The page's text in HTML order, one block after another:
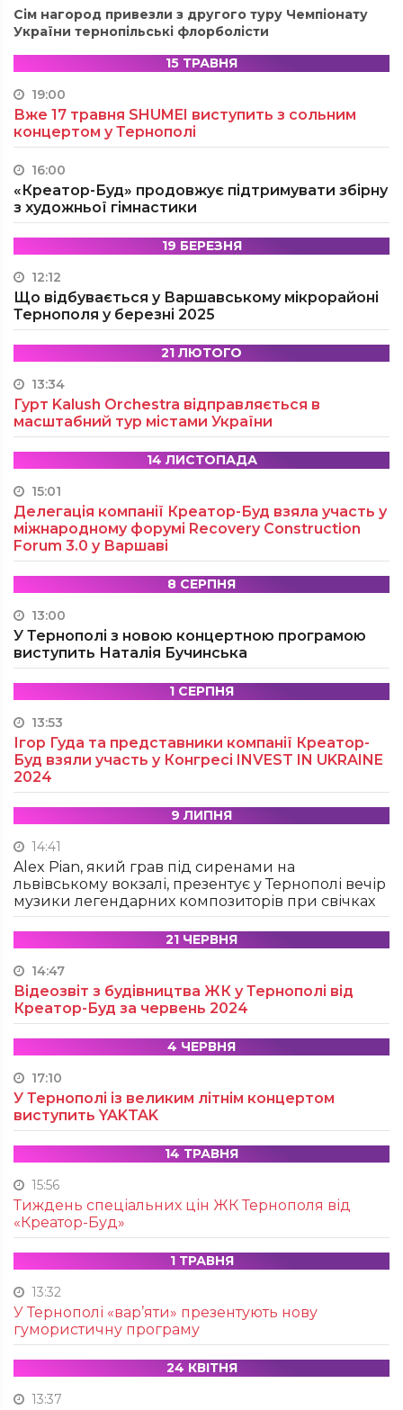
Сім нагород привезли з другого туру Чемпіонату
України тернопільські флорболісти
15 ТРАВНЯ
19:00
Вже 17 травня SHUMEI виступить з сольним
концертом у Тернополі
16:00
«Креатор-Буд» продовжує підтримувати збірну
з художньої гімнастики
19 БЕРЕЗНЯ
12:12
Що відбувається у Варшавському мікрорайоні
Тернополя у березні 2025
21 ЛЮТОГО
13:34
Гурт Kalush Orchestra відправляється в
масштабний тур містами України
14 ЛИСТОПАДА
15:01
Делегація компанії Креатор-Буд взяла участь у
міжнародному форумі Recovery Construction
Forum 3.0 у Варшаві
8 СЕРПНЯ
13:00
У Тернополі з новою концертною програмою
виступить Наталія Бучинська
1 СЕРПНЯ
13:53
Ігор Гуда та представники компанії Креатор-
Буд взяли участь у Конгресі INVEST IN UKRAINE
2024
9 ЛИПНЯ
14:41
Alex Pian, який грав під сиренами на
львівському вокзалі, презентує у Тернополі вечір
музики легендарних композиторів при свічках
21 ЧЕРВНЯ
14:47
Відеозвіт з будівництва ЖК у Тернополі від
Креатор-Буд за червень 2024
4 ЧЕРВНЯ
17:10
У Тернополі із великим літнім концертом
виступить YAKTAK
14 ТРАВНЯ
15:56
Тиждень спеціальних цін ЖК Тернополя від
«Креатор-Буд»
1 ТРАВНЯ
13:32
У Тернополі «вар’яти» презентують нову
гумористичну програму
24 КВІТНЯ
13:37